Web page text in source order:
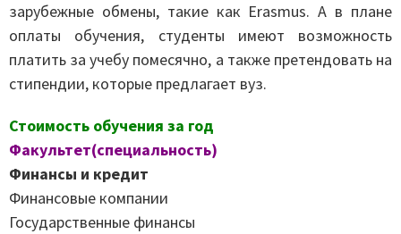
зарубежные обмены, такие как Erasmus. А в плане
оплаты обучения, студенты имеют возможность
платить за учебу помесячно, а также претендовать на
стипендии, которые предлагает вуз.
Стоимость обучения за год
Факультет(специальность)
Финансы и кредит
Финансовые компании
Государственные финансы